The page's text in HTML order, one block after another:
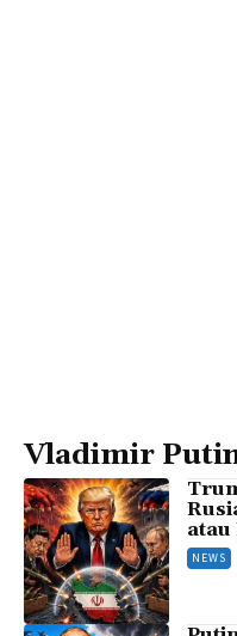
Vladimir
atau
NEWS